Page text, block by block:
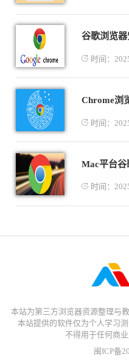
时间：
时间：
时间：
本站为第三方浏览器资源整理与
本站提供的软件仅为个人学习
不得用于任何商
闽ICP备